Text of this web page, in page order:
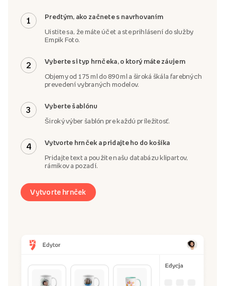
1 Predtým, ako začnete s navrhovaním
Uistite sa, že máte účet a ste prihlásení do služby
Empik Foto.
2 Vyberte si typ hrnčeka, o ktorý máte záujem
Objemy od 175 ml do 890 ml a široká škála farebných
prevedení vybraných modelov.
3 Vyberte šablónu
Široký výber šablón pre každú príležitosť.
4 Vytvorte hrnček a pridajte ho do košíka
Pridajte text a použite našu databázu klipartov,
rámikov a pozadí.
Vytvorte hrnček